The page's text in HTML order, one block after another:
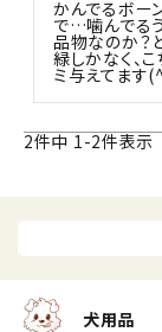
かんでるボー
で…噛んでる
品物なのか？
緑しかなく、
ミ与えてます
2件中 1-2件表示
犬用品